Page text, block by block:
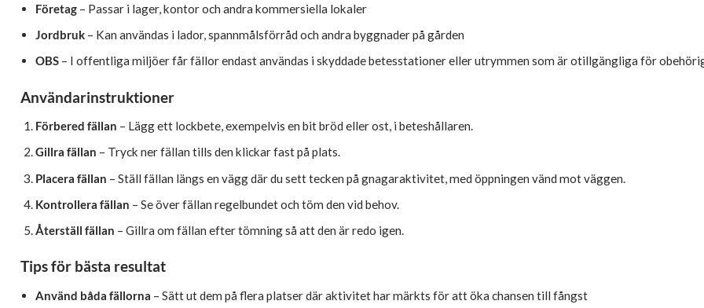
Företag – Passar i lager, kontor och andra kommersiella lokaler
Jordbruk – Kan användas i lador, spannmålsförråd och andra byggnader på gården
OBS – I offentliga miljöer får fällor endast användas i skyddade betesstationer eller utrymmen som är otillgängliga för
Användarinstruktioner
Förbered fällan – Lägg ett lockbete, exempelvis en bit bröd eller ost, i beteshållaren.
Gillra fällan – Tryck ner fällan tills den klickar fast på plats.
Placera fällan – Ställ fällan längs en vägg där du sett tecken på gnagaraktivitet, med öppningen vänd mot väggen.
Kontrollera fällan – Se över fällan regelbundet och töm den vid behov.
Återställ fällan – Gillra om fällan efter tömning så att den är redo igen.
Tips för bästa resultat
Använd båda fällorna – Sätt ut dem på flera platser där aktivitet har märkts för att öka chansen till fångst